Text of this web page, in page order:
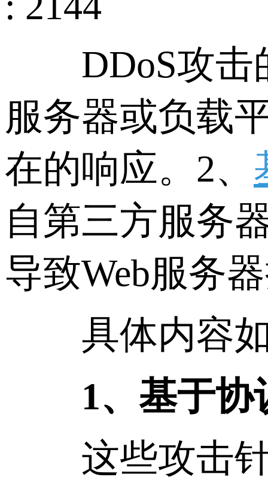
DDoS攻击的
服务器或负载
在的响应。2、
自第三方服务
导致Web服务
具体内容如
1、基于协
这些攻击针